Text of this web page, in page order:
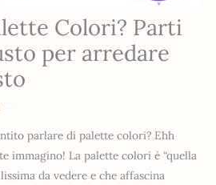
Colori? Parti
per arredare
parlare di palette colori? Ehh
immagino! La palette colori è “quella
da vedere e che affascina